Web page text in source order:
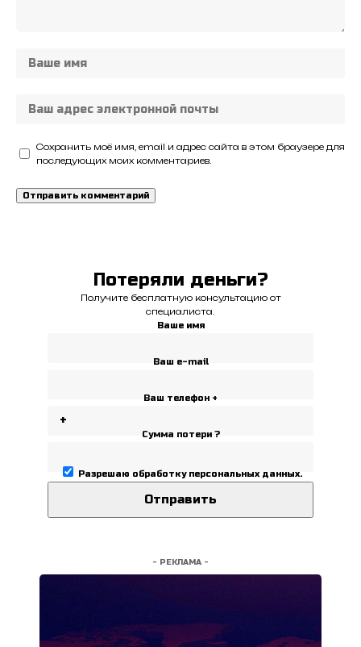
Сохранить моё имя, email и адрес сайта в этом браузере для
последующих моих комментариев.
Потеряли деньги?
Получите бесплатную консультацию от
специалиста.
Ваше имя
Ваш e-mail
Ваш телефон +
Сумма потери ?
Разрешаю обработку персональных данных.
- РЕКЛАМА -